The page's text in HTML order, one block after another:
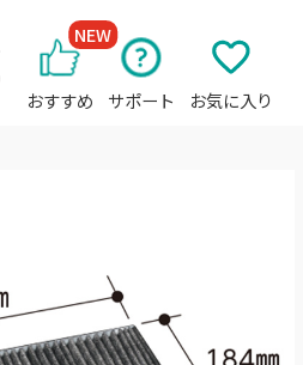
おすすめ
NEW
サポート お気に入り